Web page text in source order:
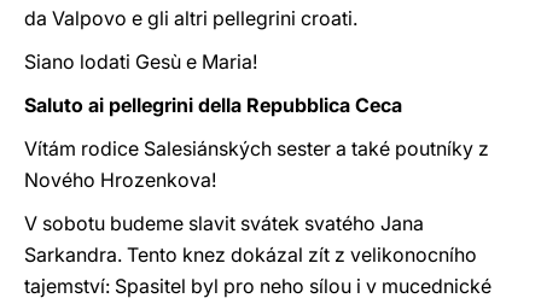
da Valpovo e gli altri pellegrini croati.
Siano lodati Gesù e Maria!
Saluto ai pellegrini della Repubblica Ceca
Vítám rodice Salesiánských sester a také poutníky z
Nového Hrozenkova!
V sobotu budeme slavit svátek svatého Jana
Sarkandra. Tento knez dokázal zít z velikonocního
tajemství: Spasitel byl pro neho sílou i v mucednické